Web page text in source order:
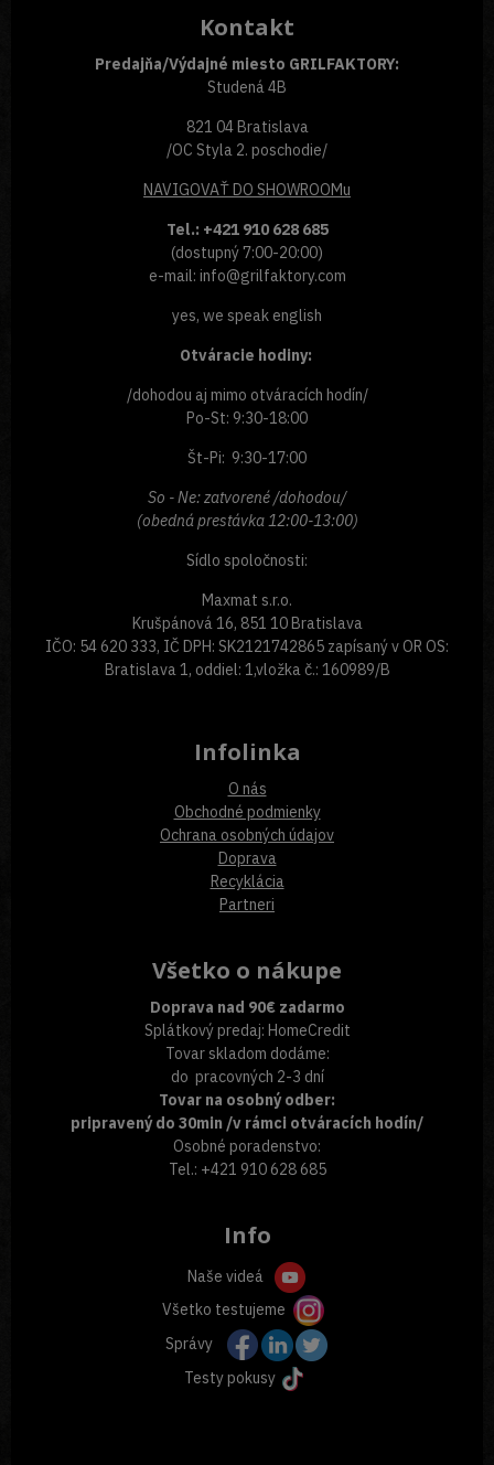
Kontakt
Predajňa/Výdajné miesto GRILFAKTORY:
Studená 4B
821 04 Bratislava
/OC Styla 2. poschodie/
NAVIGOVAŤ DO SHOWROOMu
Tel.: +421 910 628 685
(dostupný 7:00-20:00)
e-mail: info@grilfaktory.com
yes, we speak english
Otváracie hodiny:
/dohodou aj mimo otváracích hodín/
Po-St: 9:30-18:00
Št-Pi: 9:30-17:00
So - Ne: zatvorené /dohodou/
(obedná prestávka 12:00-13:00)
Sídlo spoločnosti:
Maxmat s.r.o.
Krušpánová 16, 851 10 Bratislava
IČO: 54 620 333, IČ DPH: SK2121742865 zapísaný v OR OS:
Bratislava 1, oddiel: 1,vložka č.: 160989/B
Infolinka
O nás
Obchodné podmienky
Ochrana osobných údajov
Doprava
Recyklácia
Partneri
Všetko o nákupe
Doprava nad 90€ zadarmo
Splátkový predaj: HomeCredit
Tovar skladom dodáme:
do pracovných 2-3 dní
Tovar na osobný odber:
pripravený do 30min /v rámci otváracích hodín/
Osobné poradenstvo:
Tel.: +421 910 628 685
Info
Naše videá
Všetko testujeme
Správy
Testy pokusy